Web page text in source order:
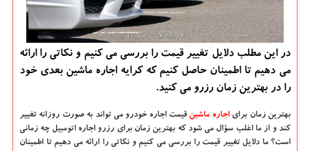
در این مطلب دلایل تغییر قیمت را بررسی می كنیم و نكاتی را ارائه
می دهیم تا اطمینان حاصل كنیم كه كرایه اجاره ماشین بعدی خود
را در بهترین زمان رزرو می كنید.
بهترین زمان برایاجاره ماشین قیمت اجاره خودرو می تواند به صورت روزانه تغییر
کند و از ما اغلب سؤال می شود که بهترین زمان برای رزرو اجاره اتومبیل چه زمانی
است؟ ما دلایل تغییر قیمت را بررسی می کنیم و نکاتی را ارائه می دهیم تا اطمینان